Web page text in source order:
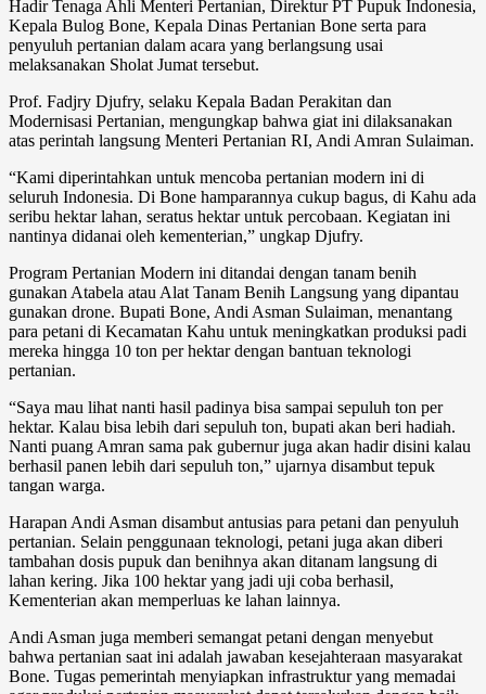
Hadir Tenaga Ahli Menteri Pertanian, Direktur PT Pupuk Indonesia,
Kepala Bulog Bone, Kepala Dinas Pertanian Bone serta para
penyuluh pertanian dalam acara yang berlangsung usai
melaksanakan Sholat Jumat tersebut.
Prof. Fadjry Djufry, selaku Kepala Badan Perakitan dan
Modernisasi Pertanian, mengungkap bahwa giat ini dilaksanakan
atas perintah langsung Menteri Pertanian RI, Andi Amran Sulaiman.
“Kami diperintahkan untuk mencoba pertanian modern ini di
seluruh Indonesia. Di Bone hamparannya cukup bagus, di Kahu ada
seribu hektar lahan, seratus hektar untuk percobaan. Kegiatan ini
nantinya didanai oleh kementerian,” ungkap Djufry.
Program Pertanian Modern ini ditandai dengan tanam benih
gunakan Atabela atau Alat Tanam Benih Langsung yang dipantau
gunakan drone. Bupati Bone, Andi Asman Sulaiman, menantang
para petani di Kecamatan Kahu untuk meningkatkan produksi padi
mereka hingga 10 ton per hektar dengan bantuan teknologi
pertanian.
“Saya mau lihat nanti hasil padinya bisa sampai sepuluh ton per
hektar. Kalau bisa lebih dari sepuluh ton, bupati akan beri hadiah.
Nanti puang Amran sama pak gubernur juga akan hadir disini kalau
berhasil panen lebih dari sepuluh ton,” ujarnya disambut tepuk
tangan warga.
Harapan Andi Asman disambut antusias para petani dan penyuluh
pertanian. Selain penggunaan teknologi, petani juga akan diberi
tambahan dosis pupuk dan benihnya akan ditanam langsung di
lahan kering. Jika 100 hektar yang jadi uji coba berhasil,
Kementerian akan memperluas ke lahan lainnya.
Andi Asman juga memberi semangat petani dengan menyebut
bahwa pertanian saat ini adalah jawaban kesejahteraan masyarakat
Bone. Tugas pemerintah menyiapkan infrastruktur yang memadai